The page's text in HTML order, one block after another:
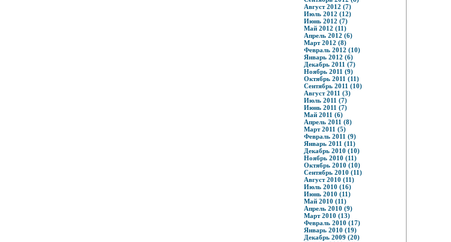
Август 2012 (7)
Июль 2012 (12)
Июнь 2012 (7)
Май 2012 (11)
Апрель 2012 (6)
Март 2012 (8)
Февраль 2012 (10)
Январь 2012 (6)
Декабрь 2011 (7)
Ноябрь 2011 (9)
Октябрь 2011 (11)
Сентябрь 2011 (10)
Август 2011 (3)
Июль 2011 (7)
Июнь 2011 (7)
Май 2011 (6)
Апрель 2011 (8)
Март 2011 (5)
Февраль 2011 (9)
Январь 2011 (11)
Декабрь 2010 (10)
Ноябрь 2010 (11)
Октябрь 2010 (10)
Сентябрь 2010 (11)
Август 2010 (11)
Июль 2010 (16)
Июнь 2010 (11)
Май 2010 (11)
Апрель 2010 (9)
Март 2010 (13)
Февраль 2010 (17)
Январь 2010 (19)
Декабрь 2009 (20)